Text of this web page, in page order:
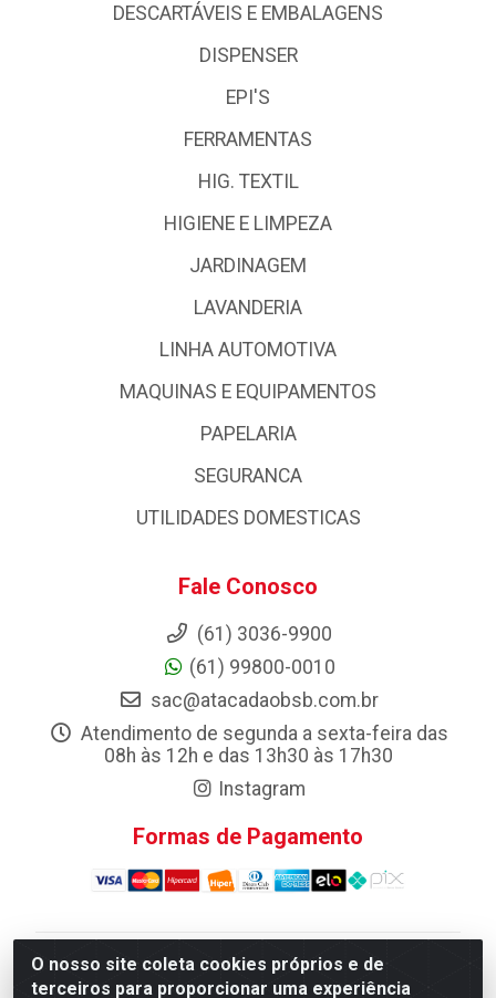
O nosso site coleta cookies próprios e de
terceiros para proporcionar uma experiência
DESCARTÁVEIS E EMBALAGENS
DISPENSER
EPI'S
FERRAMENTAS
HIG. TEXTIL
HIGIENE E LIMPEZA
JARDINAGEM
LAVANDERIA
LINHA AUTOMOTIVA
MAQUINAS E EQUIPAMENTOS
PAPELARIA
SEGURANCA
UTILIDADES DOMESTICAS
Fale Conosco
(61) 3036-9900
(61) 99800-0010
sac@atacadaobsb.com.br
Atendimento de segunda a sexta-feira das
08h às 12h e das 13h30 às 17h30
Instagram
Formas de Pagamento
Atacadao da Limpeza F. Pereira Queiroz Comercio e
Distribuicao LTDA - Quadra Qi 10 Lotes 39 e, 41 - Setor